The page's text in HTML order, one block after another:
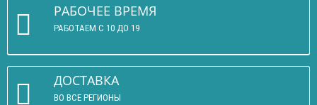
РАБОЧЕЕ ВРЕМЯ
РАБОТАЕМ С 10 ДО 19
ДОСТАВКА
ВО ВСЕ РЕГИОНЫ